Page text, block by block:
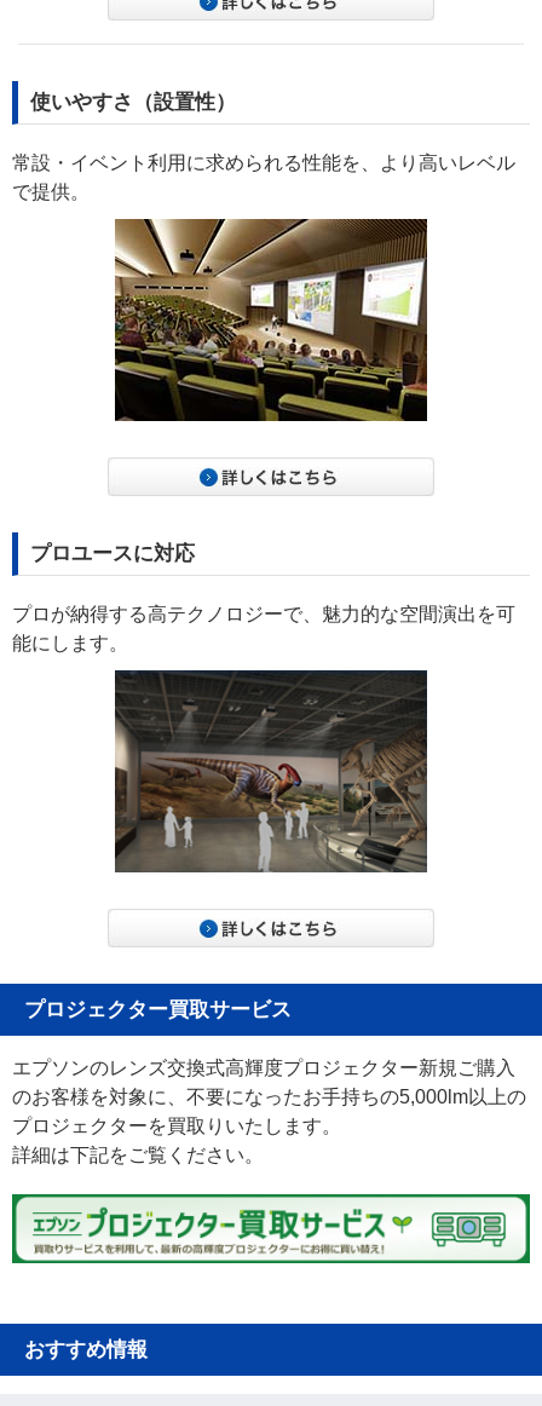
使いやすさ（設置性）
常設・イベント利用に求められる性能を、より高いレベル
で提供。
プロユースに対応
プロが納得する高テクノロジーで、魅力的な空間演出を可
能にします。
プロジェクター買取サービス
エプソンのレンズ交換式高輝度プロジェクター新規ご購入
のお客様を対象に、不要になったお手持ちの5,000lm以上の
プロジェクターを買取りいたします。
詳細は下記をご覧ください。
おすすめ情報